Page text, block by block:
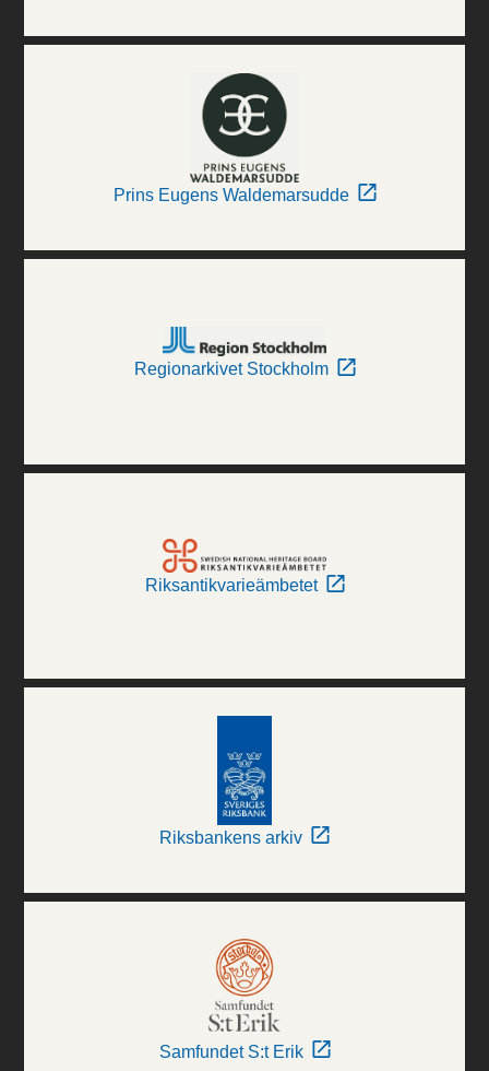
Prins Eugens Waldemarsudde
Regionarkivet Stockholm
Riksantikvarieämbetet
Riksbankens arkiv
Samfundet S:t Erik